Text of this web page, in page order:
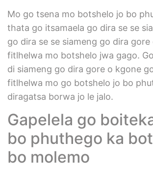
Mo go tsena mo botshelo jo bo
thata go itsamaela go dira se se
go dira se se siameng go dira
fitlhelwa mo botshelo jwa gago.
di siameng go dira gore o kgone
fitlhelwa mo go botshelo jo bo
diragatsa borwa jo le jalo.
Gapelela go
bo phuthego ka
bo molemo